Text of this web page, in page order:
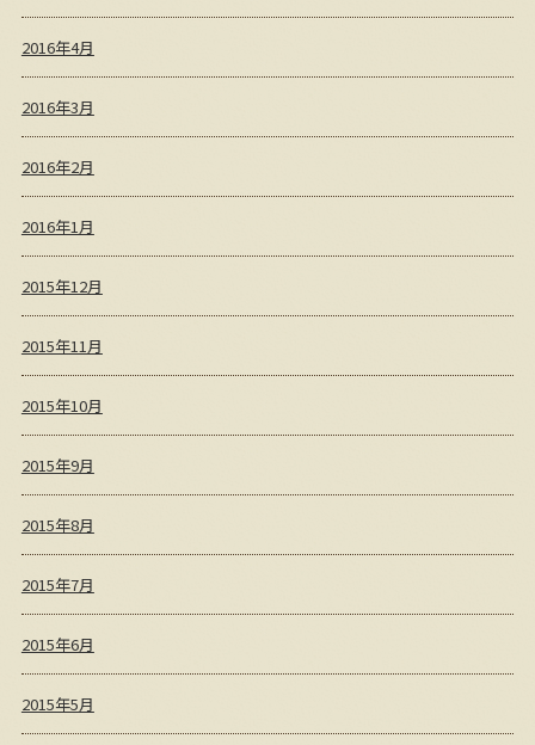
2016年4月
2016年3月
2016年2月
2016年1月
2015年12月
2015年11月
2015年10月
2015年9月
2015年8月
2015年7月
2015年6月
2015年5月